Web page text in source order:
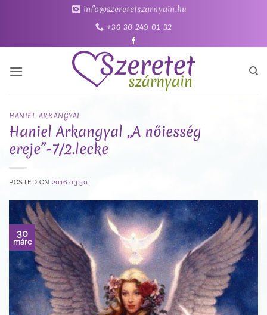
info@szeretetszarnyain.hu
+36 30 249 01 32
HANIEL ARKANGYAL
Haniel Arkangyal „A nőiesség
ereje”-7/2.lecke
POSTED ON 2016.03.30.
30
márc